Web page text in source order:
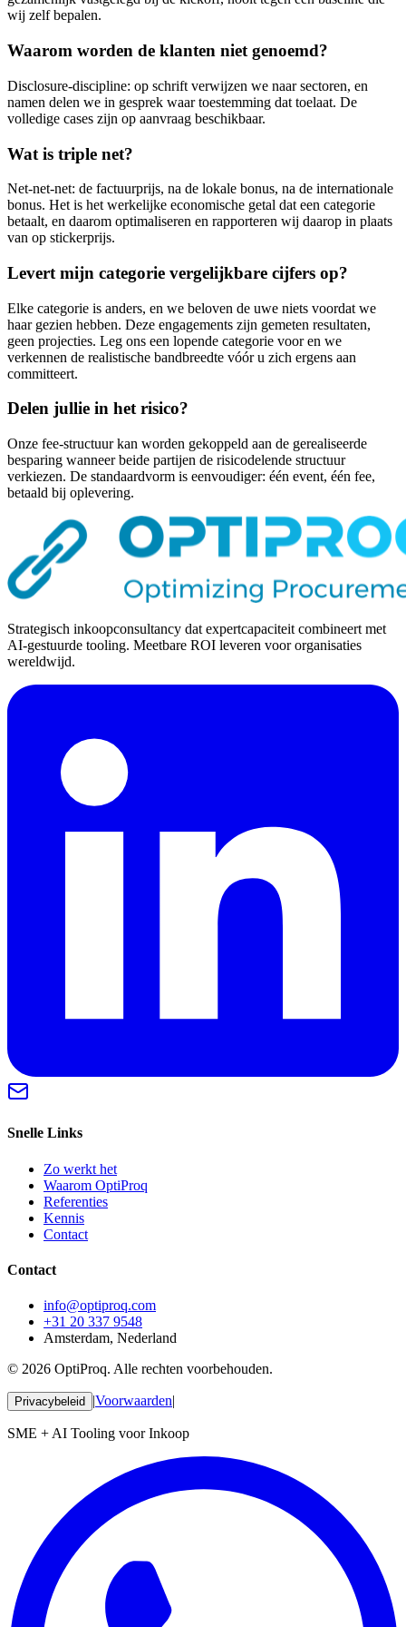
wij zelf bepalen.
Waarom worden de klanten niet genoemd?
Disclosure-discipline: op schrift verwijzen we naar sectoren, en
namen delen we in gesprek waar toestemming dat toelaat. De
volledige cases zijn op aanvraag beschikbaar.
Wat is triple net?
Net-net-net: de factuurprijs, na de lokale bonus, na de internationale
bonus. Het is het werkelijke economische getal dat een categorie
betaalt, en daarom optimaliseren en rapporteren wij daarop in plaats
van op stickerprijs.
Levert mijn categorie vergelijkbare cijfers op?
Elke categorie is anders, en we beloven de uwe niets voordat we
haar gezien hebben. Deze engagements zijn gemeten resultaten,
geen projecties. Leg ons een lopende categorie voor en we
verkennen de realistische bandbreedte vóór u zich ergens aan
committeert.
Delen jullie in het risico?
Onze fee-structuur kan worden gekoppeld aan de gerealiseerde
besparing wanneer beide partijen de risicodelende structuur
verkiezen. De standaardvorm is eenvoudiger: één event, één fee,
betaald bij oplevering.
Strategisch inkoopconsultancy dat expertcapaciteit combineert met
AI-gestuurde tooling. Meetbare ROI leveren voor organisaties
wereldwijd.
Snelle Links
Zo werkt het
Waarom OptiProq
Referenties
Kennis
Contact
Contact
info@optiproq.com
+31 20 337 9548
Amsterdam, Nederland
© 2026 OptiProq. Alle rechten voorbehouden.
Privacybeleid |Voorwaarden|
SME + AI Tooling voor Inkoop